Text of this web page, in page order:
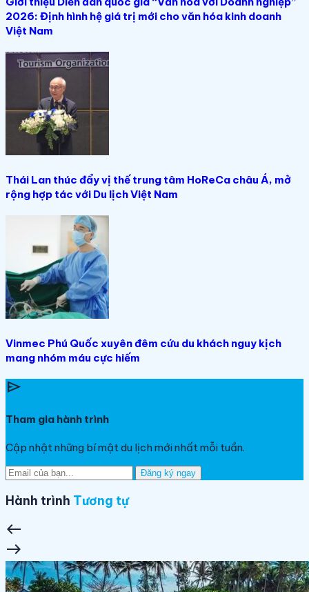
2026: Định hình hệ giá trị mới cho văn hóa kinh doanh
Việt Nam
Thái Lan thúc đẩy vị thế trung tâm HoReCa châu Á, mở
rộng hợp tác với Du lịch Việt Nam
Vinmec Phú Quốc xuyên đêm cứu du khách nguy kịch
mang nhóm máu cực hiếm
send
Tham gia hành trình
Cập nhật những bí mật du lịch mới nhất mỗi tuần.
Đăng ký ngay
Hành trình Tương tự
west
east